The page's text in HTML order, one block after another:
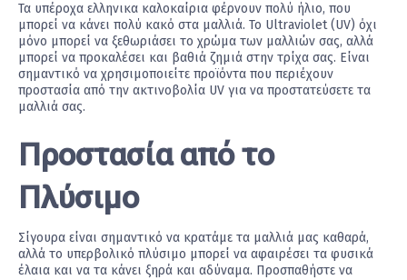
Τα υπέροχα ελληνικα καλοκαίρια φέρνουν πολύ ήλιο, που
μπορεί να κάνει πολύ κακό στα μαλλιά. Το Ultraviolet (UV) όχι
μόνο μπορεί να ξεθωριάσει το χρώμα των μαλλιών σας, αλλά
μπορεί να προκαλέσει και βαθιά ζημιά στην τρίχα σας. Είναι
σημαντικό να χρησιμοποιείτε προϊόντα που περιέχουν
προστασία από την ακτινοβολία UV για να προστατεύσετε τα
μαλλιά σας.
Προστασία από το
Πλύσιμο
Σίγουρα είναι σημαντικό να κρατάμε τα μαλλιά μας καθαρά,
αλλά το υπερβολικό πλύσιμο μπορεί να αφαιρέσει τα φυσικά
έλαια και να τα κάνει ξηρά και αδύναμα. Προσπαθήστε να